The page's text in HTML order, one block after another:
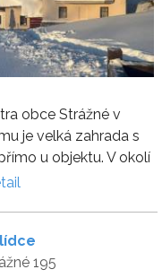
obce Strážné v
je velká zahrada s
u objektu. V okolí
195